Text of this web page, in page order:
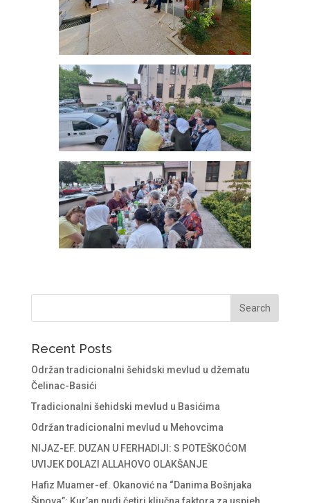
Recent Posts
Održan tradicionalni šehidski mevlud u džematu
Čelinac-Basići
Tradicionalni šehidski mevlud u Basićima
Održan tradicionalni mevlud u Mehovcima
NIJAZ-EF. DUZAN U FERHADIJI: S POTEŠKOĆOM
UVIJEK DOLAZI ALLAHOVO OLAKŠANJE
Hafiz Muamer-ef. Okanović na “Danima Bošnjaka
Šipova”: Kur’an nudi četiri ključna faktora za uspjeh